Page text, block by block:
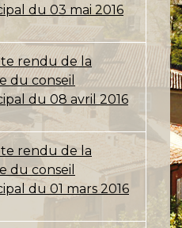
du 03 mai 2016
rendu de la
du conseil
du 08 avril 2016
rendu de la
du conseil
du 01 mars 2016